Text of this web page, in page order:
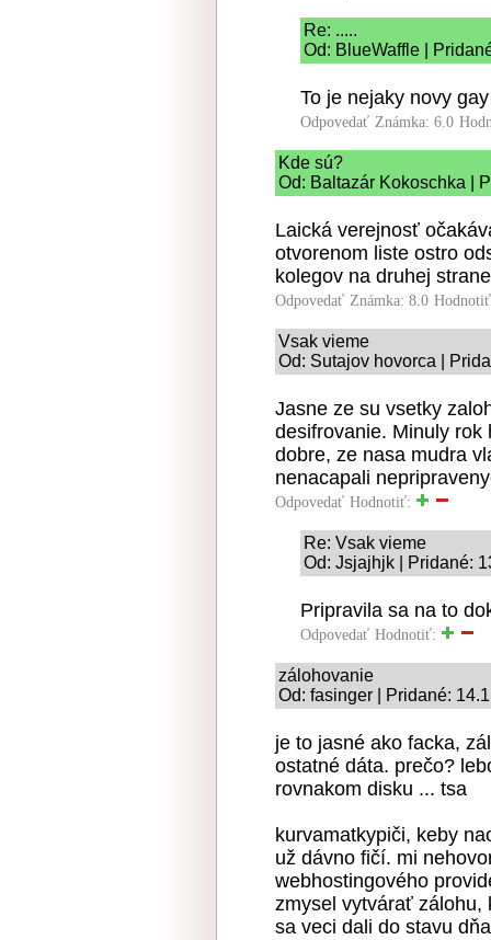
Re: .....
Od: BlueWaffle |
To je nejaky novy
Odpovedať Známka: 6.0
Kde sú?
Od: Baltazár Kokoschka |
Laická verejnosť
otvorenom liste ostro
kolegov na druhej
Odpovedať Známka: 8.0
Vsak vieme
Od: Sutajov hovorca |
Jasne ze su vsetky
desifrovanie. Minuly rok
dobre, ze nasa mudra
nenacapali
Odpovedať Hodnotiť:
Re: Vsak vieme
Od: Jsjajhjk | Pridané:
Pripravila sa na to
Odpovedať Hodnotiť:
zálohovanie
Od: fasinger | Pridané:
je to jasné ako facka,
ostatné dáta. prečo?
rovnakom disku ... tsa
kurvamatkypiči, keby
už dávno fičí. mi
webhostingového
zmysel vytvárať zálohu,
sa veci dali do stavu